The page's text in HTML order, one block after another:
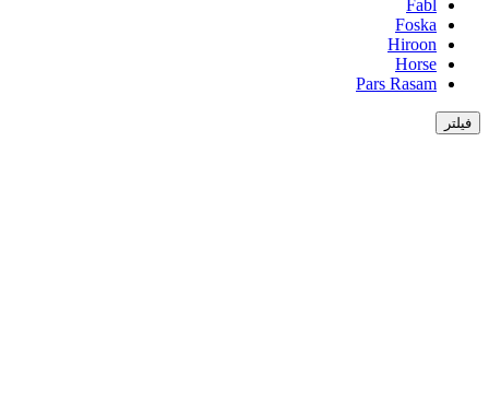
Fabl
Foska
Hiroon
Horse
Pars Rasam
فیلتر